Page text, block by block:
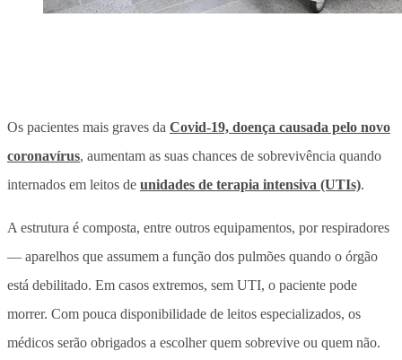
Os pacientes mais graves da Covid-19, doença causada pelo novo
coronavírus, aumentam as suas chances de sobrevivência quando
internados em leitos de unidades de terapia intensiva (UTIs).
A estrutura é composta, entre outros equipamentos, por respiradores
— aparelhos que assumem a função dos pulmões quando o órgão
está debilitado. Em casos extremos, sem UTI, o paciente pode
morrer. Com pouca disponibilidade de leitos especializados, os
médicos serão obrigados a escolher quem sobrevive ou quem não.